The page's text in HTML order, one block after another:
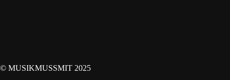
© MUSIKMUSSMIT 2025